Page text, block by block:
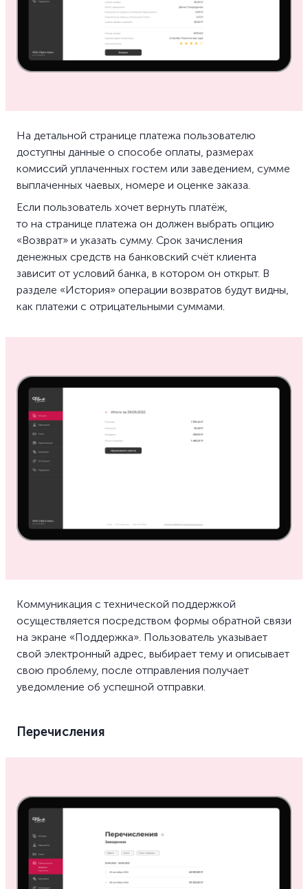
На детальной странице платежа пользователю
доступны данные о способе оплаты, размерах
комиссий уплаченных гостем или заведением, сумме
выплаченных чаевых, номере и оценке заказа.
Если пользователь хочет вернуть платёж,
то на странице платежа он должен выбрать опцию
«Возврат» и указать сумму. Срок зачисления
денежных средств на банковский счёт клиента
зависит от условий банка, в котором он открыт. В
разделе «История» операции возвратов будут видны,
как платежи с отрицательными суммами.
Коммуникация с технической поддержкой
осуществляется посредством формы обратной связи
на экране «Поддержка». Пользователь указывает
свой электронный адрес, выбирает тему и описывает
свою проблему, после отправления получает
уведомление об успешной отправки.
Перечисления